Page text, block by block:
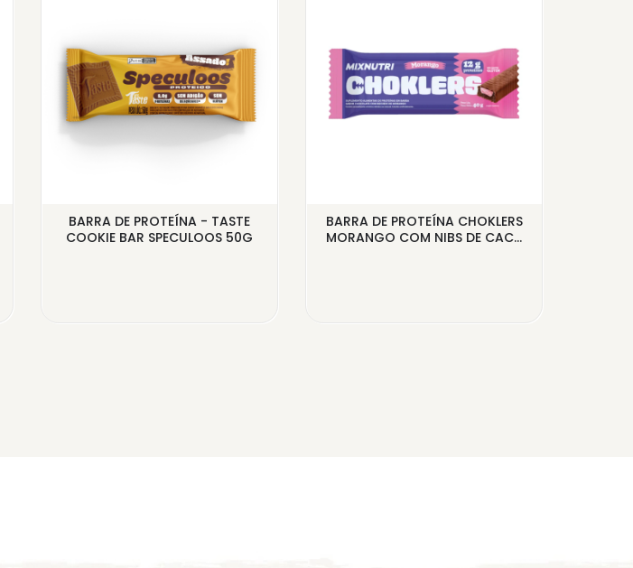
BARRA DE PROTEÍNA - TASTE
COOKIE BAR SPECULOOS 50G
BARRA DE PROTEÍNA CHOKLERS
MORANGO COM NIBS DE CAC...